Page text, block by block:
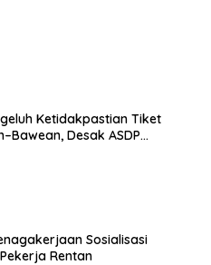
Ketidakpastian Tiket
Desak ASDP
Sosialisasi
Rentan